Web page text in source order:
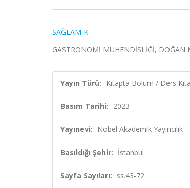
SAĞLAM K.
GASTRONOMİ MÜHENDİSLİĞİ, DOĞAN
Yayın Türü: Kitapta Bölüm / Ders
Basım Tarihi: 2023
Yayınevi: Nobel Akademik Yayıncılık
Basıldığı Şehir: İstanbul
Sayfa Sayıları: ss.43-72